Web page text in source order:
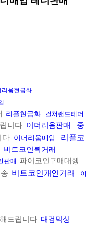
리움현금화
리플현금화
컬쳐랜드테더
니다 이더리움판매
중
다 이더리움매입
리플코
비트코인퀵거래
판매 파이코인구매대행
비트코인개인거래
이
드립니다 대검믹싱